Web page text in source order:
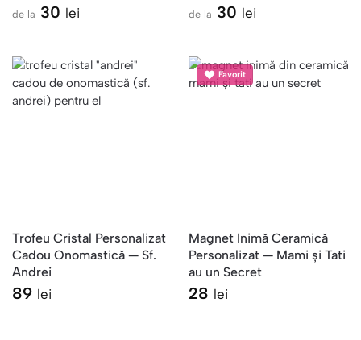
de la 30 lei de la 30 lei
Trofeu Cristal Personalizat
Cadou Onomastică — Sf.
Andrei
89 lei
Favorit
Magnet Inimă Ceramică
Personalizat — Mami și Tati
au un Secret
28 lei